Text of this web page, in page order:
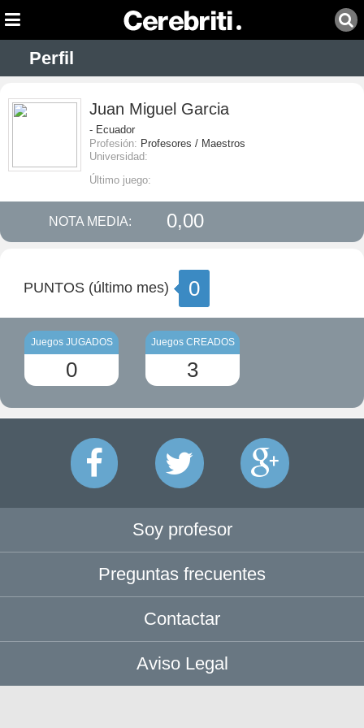
Perfil
Juan Miguel Garcia
- Ecuador
Profesión: Profesores / Maestros
Universidad:
Último juego:
NOTA MEDIA: 0,00
PUNTOS (último mes) 0
Juegos JUGADOS
0
Juegos CREADOS
3
Soy profesor
Preguntas frecuentes
Contactar
Aviso Legal